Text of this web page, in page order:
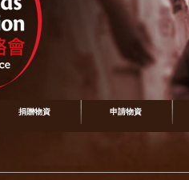
捐贈物資 申請物資